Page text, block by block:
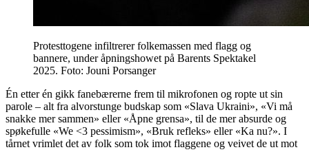
Protesttogene infiltrerer folkemassen med flagg og
bannere, under åpningshowet på Barents Spektakel
2025. Foto: Jouni Porsanger
Én etter én gikk fanebærerne frem til mikrofonen og ropte ut sin
parole – alt fra alvorstunge budskap som «Slava Ukraini», «Vi må
snakke mer sammen» eller «Åpne grensa», til de mer absurde og
spøkefulle «We <3 pessimism», «Bruk refleks» eller «Ka nu?». I
tårnet vrimlet det av folk som tok imot flaggene og veivet de ut mot